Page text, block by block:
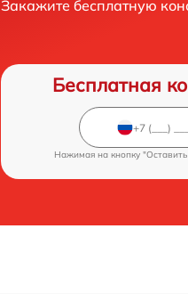
Закажите бесплатную
Бесплатная
Нажимая на кнопку